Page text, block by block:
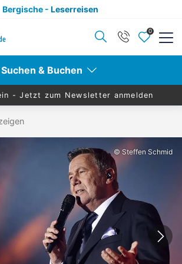
Bergische - Leserreisen
0
Suchen & Buchen
- Jetzt zum Newsletter anmelden
anzeigen
© Steffen Schmid